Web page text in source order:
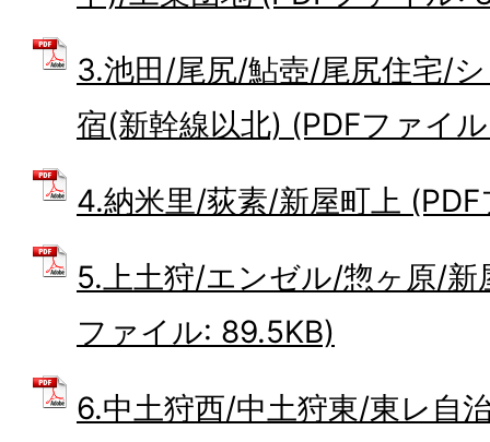
3.池田/尾尻/鮎壺/尾尻住宅/
宿(新幹線以北) (PDFファイ
4.納米里/荻素/新屋町上
5.上土狩/エンゼル/惣ヶ原/新
ファイル: 89.5KB)
6.中土狩西/中土狩東/東レ自